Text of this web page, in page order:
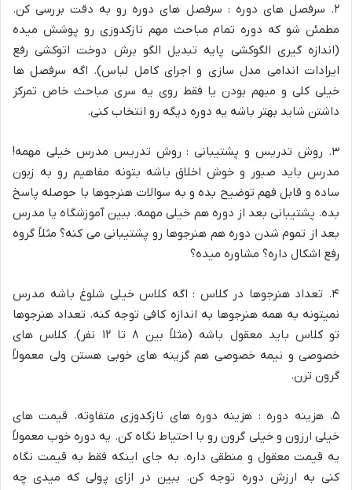
۲. سرفصل های دوره : سرفصل های دوره رو به دقت بررسی کن.
مطمئن شو که دوره تمام مباحث مهم نازکدوزی رو پوشش میده
(اندازه گیری الگوکشی پایه تبدیل الگو برش دوخت اتوکشی رفع
ایرادات اندامی مدل سازی و اجرای کامل لباس). اگه سرفصل ها
خیلی کلی و مبهم بودن یا فقط روی یه سری مباحث خاص تمرکز
داشتن شاید بهتر باشه یه دوره دیگه رو انتخاب کنی.
۳. روش تدریس و پشتیبانی : روش تدریس مدرس خیلی مهمه!
مدرس باید صبور و خوش اخلاق باشه بتونه مفاهیم رو به زبون
ساده و قابل فهم توضیح بده و به سوالات هنرجوها با حوصله پاسخ
بده. پشتیبانی بعد از دوره هم خیلی مهمه. ببین آموزشگاه یا مدرس
بعد از تموم شدن دوره هم هنرجوها رو پشتیبانی می کنه؟ مثلاً گروه
رفع اشکال داره؟ مشاوره میده؟
۴. تعداد هنرجوها در کلاس : اگه کلاس خیلی شلوغ باشه مدرس
نمیتونه به همه هنرجوها به اندازه کافی توجه کنه. تعداد هنرجوها
تو کلاس باید معقول باشه (مثلاً بین ۸ تا ۱۲ نفر). کلاس های
خصوصی و نیمه خصوصی هم گزینه های خوبی هستن ولی معمولاً
گرون ترن.
۵. هزینه دوره : هزینه دوره های نازکدوزی متفاوته. قیمت های
خیلی ارزون و خیلی گرون رو با احتیاط نگاه کن. یه دوره خوب معمولاً
یه قیمت معقول و منطقی داره. به جای اینکه فقط به قیمت نگاه
کنی به ارزش دوره توجه کن. ببین در ازای پولی که میدی چه